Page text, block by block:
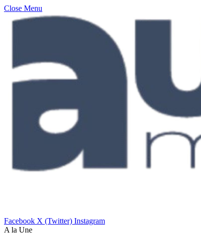
Close Menu
Facebook X (Twitter) Instagram
A la Une